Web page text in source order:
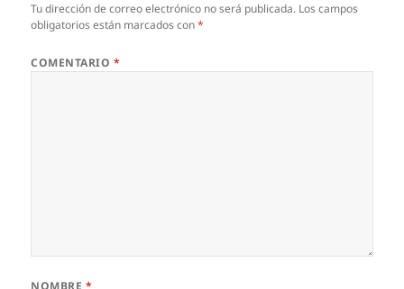
Tu dirección de correo electrónico no será publicada. Los campos
obligatorios están marcados con*
COMENTARIO *